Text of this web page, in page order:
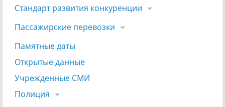
Стандарт развития конкуренции
Пассажирские перевозки
Памятные даты
Открытые данные
Учрежденные СМИ
Полиция